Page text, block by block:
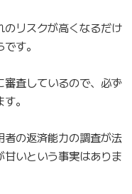
リスクが高くなるだけ
す。
査しているので、必ず
。
の返済能力の調査が法
いという事実はありま